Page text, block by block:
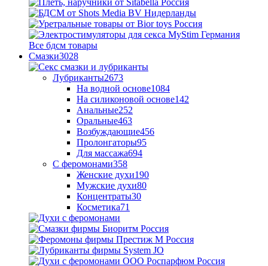
Все бдсм товары
Смазки3028
Лубриканты2673
На водной основе1084
На силиконовой основе142
Анальные252
Оральные463
Возбуждающие456
Пролонгаторы95
Для массажа694
С феромонами358
Женские духи190
Мужские духи80
Концентраты30
Косметика71